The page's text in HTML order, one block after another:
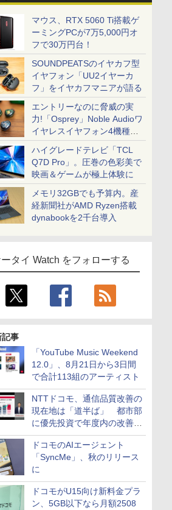
マウス、RTX 5060 Ti搭載ゲ
ーミングPCが7万5,000円オ
フで30万円台！
SOUNDPEATSのイヤカフ型
イヤフォン「UU2イヤーカ
フ」をイヤカフマニアが語る
エントリーなのに脅威の実
力!「Osprey」Noble Audioワ
イヤレスイヤフォン4機種を
一気に聴く
ハイグレードテレビ「TCL
Q7D Pro」。圧巻の色彩美で
映画＆ゲームが極上体験に
メモリ32GBでも予算内。産
経新聞社がAMD Ryzen搭載
dynabookを2千台導入
タイ Watch をフォローする
記事
「YouTube Music Weekend
12.0」、8月21日から3日間
で合計113組のアーティスト
NTTドコモ、通信品質改善の
現在地は「道半ば」 都市部
に優先投資で年度内の改善目
指す
ドコモのAIエージェント
「SyncMe」、秋のリリース
に
ドコモがU15向け新料金プラ
ン、5GB以下なら月額2508